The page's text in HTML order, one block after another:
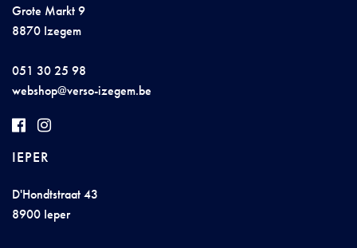
Grote Markt 9
8870 Izegem
051 30 25 98
webshop@verso-izegem.be
IEPER
D'Hondtstraat 43
8900 Ieper